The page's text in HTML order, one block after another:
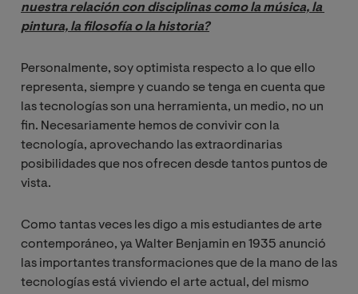
nuestra relación con disciplinas como la música, la
pintura, la filosofía o la historia?
Personalmente, soy optimista respecto a lo que ello
representa, siempre y cuando se tenga en cuenta que
las tecnologías son una herramienta, un medio, no un
fin. Necesariamente hemos de convivir con la
tecnología, aprovechando las extraordinarias
posibilidades que nos ofrecen desde tantos puntos de
vista.
Como tantas veces les digo a mis estudiantes de arte
contemporáneo, ya Walter Benjamin en 1935 anunció
las importantes transformaciones que de la mano de las
tecnologías está viviendo el arte actual, del mismo